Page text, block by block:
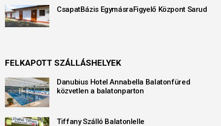
CsapatBázis EgymásraFigyelő Központ Sarud
FELKAPOTT SZÁLLÁSHELYEK
Danubius Hotel Annabella Balatonfüred
közvetlen a balatonparton
Tiffany Szálló Balatonlelle